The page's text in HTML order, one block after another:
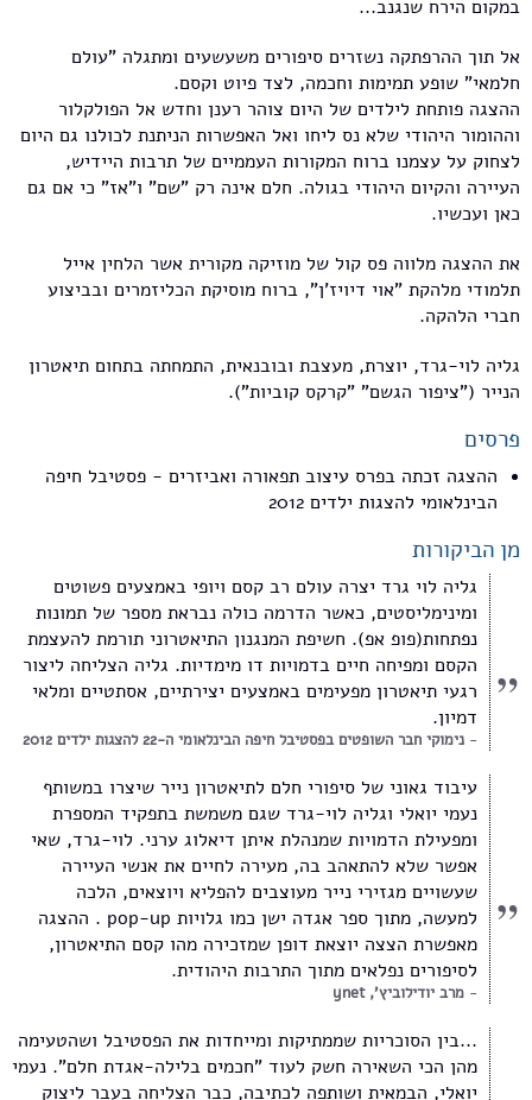
במקום הירח שנגנב...
אל תוך ההרפתקה נשזרים סיפורים משעשעים ומתגלה "עולם
חלמאי" שופע תמימות וחכמה, לצד פיוט וקסם.
ההצגה פותחת לילדים של היום צוהר רענן וחדש אל הפולקלור
וההומור היהודי שלא נס ליחו ואל האפשרות הניתנת לכולנו גם היום
לצחוק על עצמנו ברוח המקורות העממיים של תרבות היידיש,
העיירה והקיום היהודי בגולה. חלם אינה רק "שם" ו"אז" כי אם גם
כאן ועכשיו.
את ההצגה מלווה פס קול של מוזיקה מקורית אשר הלחין אייל
תלמודי מלהקת "אוי דיויז'ן", ברוח מוסיקת הכליזמרים ובביצוע
חברי הלהקה.
גליה לוי-גרד, יוצרת, מעצבת ובובנאית, התמחתה בתחום תיאטרון
הנייר ("ציפור הגשם" "קרקס קוביות").
פרסים
ההצגה זכתה בפרס עיצוב תפאורה ואביזרים - פסטיבל חיפה
הבינלאומי להצגות ילדים 2012
מן הביקורות
גליה לוי גרד יצרה עולם רב קסם ויופי באמצעים פשוטים
ומינימליסטים, כאשר הדרמה כולה נבראת מספר של תמונות
נפתחות(פופ אפ). חשיפת המנגנון התיאטרוני תורמת להעצמת
הקסם ומפיחה חיים בדמויות דו מימדיות. גליה הצליחה ליצור
רגעי תיאטרון מפעימים באמצעים יצירתיים, אסתטיים ומלאי
דמיון.
נימוקי חבר השופטים בפסטיבל חיפה הבינלאומי ה-22 להצגות ילדים 2012
עיבוד גאוני של סיפורי חלם לתיאטרון נייר שיצרו במשותף
נעמי יואלי וגליה לוי-גרד שגם משמשת בתפקיד המספרת
ומפעילת הדמויות שמנהלת איתן דיאלוג ערני. לוי-גרד, שאי
אפשר שלא להתאהב בה, מעירה לחיים את אנשי העיירה
שעשויים מגזירי נייר מעוצבים להפליא ויוצאים, הלכה
למעשה, מתוך ספר אגדה ישן כמו גלויות pop-up . ההצגה
מאפשרת הצצה יוצאת דופן שמזכירה מהו קסם התיאטרון,
לסיפורים נפלאים מתוך התרבות היהודית.
מרב יודילוביץ', ynet
...בין הסוכריות שממתיקות ומייחדות את הפסטיבל ושהטעימה
מהן הכי השאירה חשק לעוד "חכמים בלילה-אגדת חלם". נעמי
יואלי, הבמאית ושותפה לכתיבה, כבר הצליחה בעבר ליצוק